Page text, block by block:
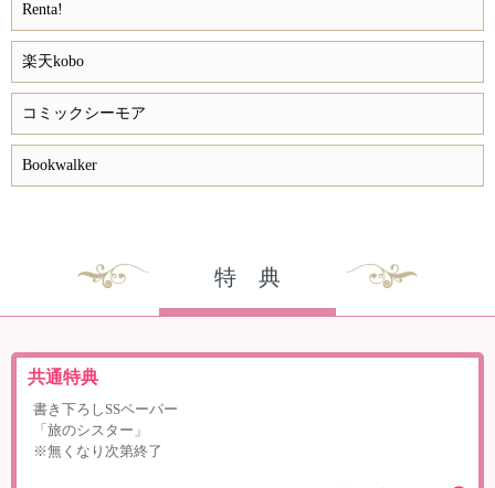
Renta!
楽天kobo
コミックシーモア
Bookwalker
特 典
共通特典
書き下ろしSSペーパー
「旅のシスター」
※無くなり次第終了